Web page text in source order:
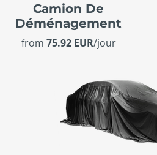
Camion De
Déménagement
from 75.92 EUR/jour